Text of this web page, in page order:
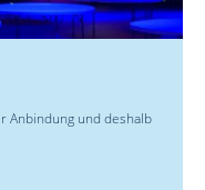
Anbindung und deshalb